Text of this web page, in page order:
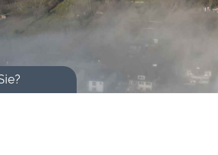
Suche starten